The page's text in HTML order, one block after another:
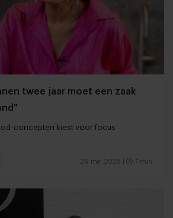
twee jaar moet een zaak
concepten kiest voor focus
29 mei 2025 7 min